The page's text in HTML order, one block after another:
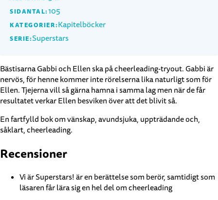
SIDANTAL:105
KATEGORIER:Kapitelböcker
SERIE:Superstars
Bästisarna Gabbi och Ellen ska på cheerleading-tryout. Gabbi är
nervös, för henne kommer inte rörelserna lika naturligt som för
Ellen. Tjejerna vill så gärna hamna i samma lag men när de får
resultatet verkar Ellen besviken över att det blivit så.
En fartfylld bok om vänskap, avundsjuka, uppträdande och,
såklart, cheerleading.
Recensioner
Vi är Superstars! är en berättelse som berör, samtidigt som
läsaren får lära sig en hel del om cheerleading